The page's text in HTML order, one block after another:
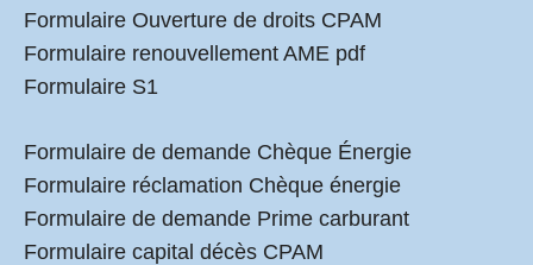
Formulaire Ouverture de droits CPAM
Formulaire renouvellement AME pdf
Formulaire S1
Formulaire de demande Chèque Énergie
Formulaire réclamation Chèque énergie
Formulaire de demande Prime carburant
Formulaire capital décès CPAM